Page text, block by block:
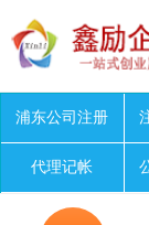
浦东公司注册
代理记帐